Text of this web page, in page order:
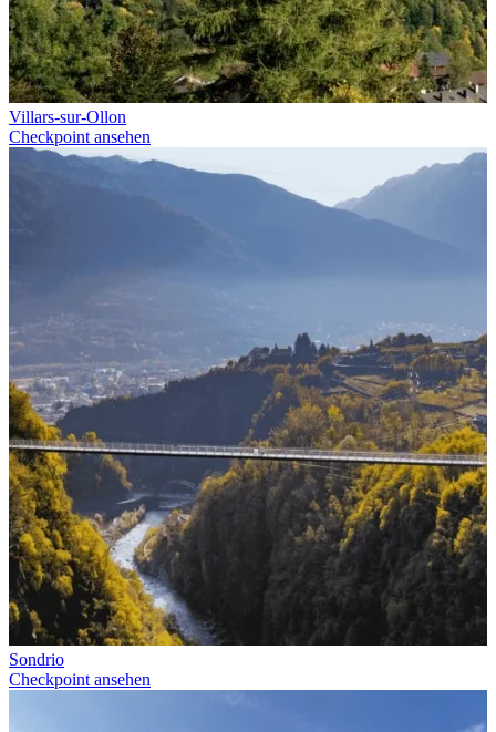
Villars-sur-Ollon
Checkpoint ansehen
Sondrio
Checkpoint ansehen